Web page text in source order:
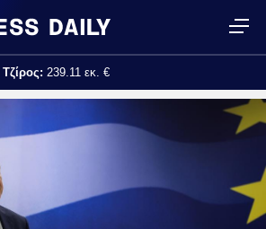
Τζίρος: 239.11 εκ. €